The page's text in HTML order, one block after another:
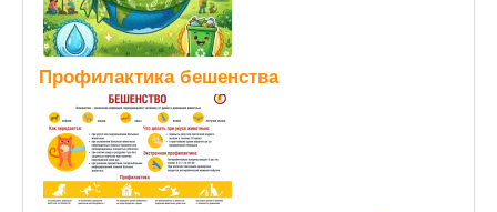
Профилактика бешенства